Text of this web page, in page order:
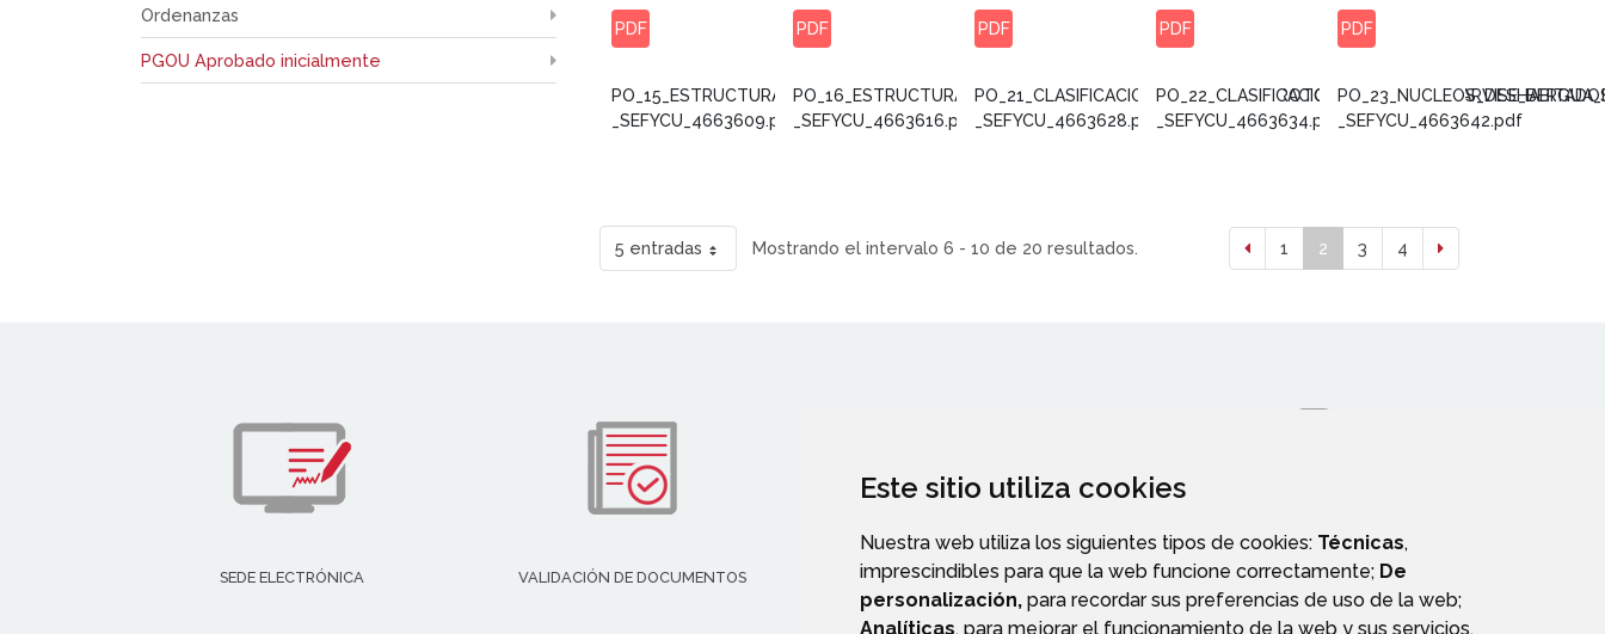
Este sitio utiliza cookies
Nuestra web utiliza los siguientes tipos de cookies: Técnicas,
imprescindibles para que la web funcione correctamente; De
personalización, para recordar sus preferencias de uso de la web;
Analíticas, para mejorar el funcionamiento de la web y sus servicios.
Ordenanzas
PGOU Aprobado inicialmente
PDF
PO_15_ESTRUCTURA_ORGANICA_-
_SEFYCU_4663609.pdf
PDF
PO_16_ESTRUCTURA_ORGANICA_-
_SEFYCU_4663616.pdf
PDF
PO_21_CLASIFICACION_DEL_SUELO_BROTO_Y_OTO_-
_SEFYCU_4663628.pdf
PDF
_SEFYCU_4663634.pdf
PDF
_SEFYCU_4663642.pdf
5 entradas Mostrando el intervalo 6 - 10 de 20 resultados. 1 2 3 4
SEDE ELECTRÓNICA VALIDACIÓN DE DOCUMENTOS TRANSPARENCIA PERFIL DEL CONTRATANTE